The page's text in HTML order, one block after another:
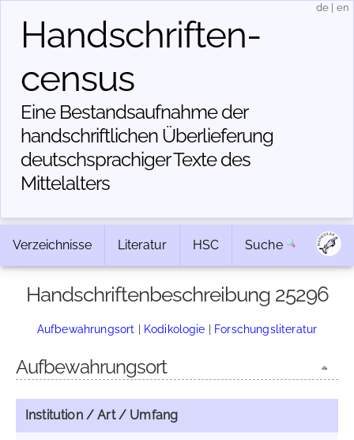
Handschriften­
census
Eine Bestandsaufnahme der
handschriftlichen Über­lieferung
deutschsprachiger Texte des
Mittelalters
de en
Verzeichnisse Literatur HSC Suche
Handschriftenbeschreibung 25296
Aufbewahrungsort | Kodikologie | Forschungsliteratur
Aufbewahrungsort
Institution / Art / Umfang